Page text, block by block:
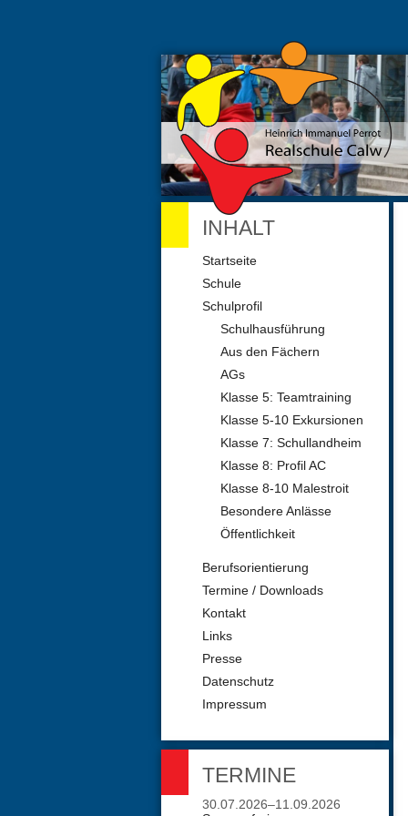
INHALT
Navigation
Startseite
Schule
Schulprofil
Schulhausführung
Aus den Fächern
AGs
Klasse 5: Teamtraining
Klasse 5-10 Exkursionen
Klasse 7: Schullandheim
Klasse 8: Profil AC
Klasse 8-10 Malestroit
Besondere Anlässe
Öffentlichkeit
Berufsorientierung
Termine / Downloads
Kontakt
Links
Presse
Datenschutz
Impressum
TERMINE
30.07.2026–11.09.2026